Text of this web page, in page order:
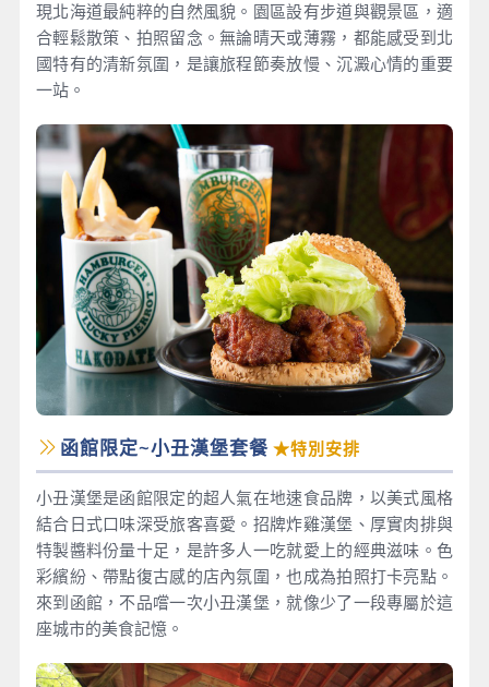
現北海道最純粹的自然風貌。園區設有步道與觀景區，適
合輕鬆散策、拍照留念。無論晴天或薄霧，都能感受到北
國特有的清新氛圍，是讓旅程節奏放慢、沉澱心情的重要
一站。
函館限定~小丑漢堡套餐 ★特別安排
小丑漢堡是函館限定的超人氣在地速食品牌，以美式風格
結合日式口味深受旅客喜愛。招牌炸雞漢堡、厚實肉排與
特製醬料份量十足，是許多人一吃就愛上的經典滋味。色
彩繽紛、帶點復古感的店內氛圍，也成為拍照打卡亮點。
來到函館，不品嚐一次小丑漢堡，就像少了一段專屬於這
座城市的美食記憶。